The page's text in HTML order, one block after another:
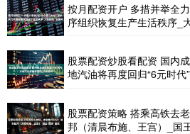
按月配资开户 多措并举全
序组织恢复生产生活秩序_
股票配资炒股看配资 国内
地汽油将再度回归“6元时代”
股票配资策略 搭乘高铁去
邦（清晨布施、王宫）_国